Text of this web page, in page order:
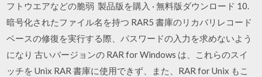
フトウエアなどの脆弱 製品版を購入 · 無料版ダウンロード 10.
暗号化されたファイル名を持つ RAR5 書庫のリカバリレコード
ベースの修復を実行する際、パスワードの入力を求めないよう
になり 古いバージョンの RAR for Windows は、これらのスイ
ッチを Unix RAR 書庫に使用できず、また、RAR for Unix もこ